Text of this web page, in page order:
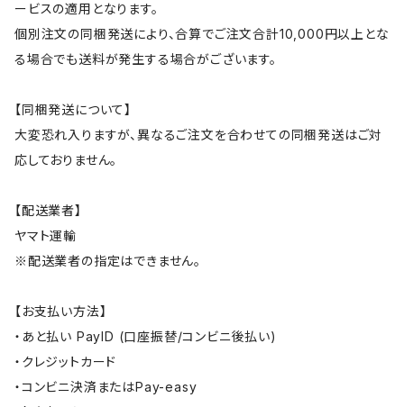
ービスの適用となります。
個別注文の同梱発送により、合算でご注文合計10,000円以上とな
る場合でも送料が発生する場合がございます。
【同梱発送について】
大変恐れ入りますが、異なるご注文を合わせての同梱発送はご対
応しておりません。
【配送業者】
ヤマト運輸
※配送業者の指定はできません。
【お支払い方法】
・あと払い PayID (口座振替/コンビニ後払い)
・クレジットカード
・コンビニ決済またはPay-easy